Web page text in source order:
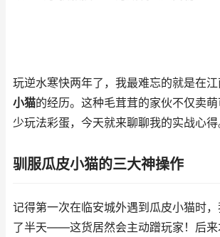
玩逆水寒快两年了，我最难忘的就是在
小猫的经历。这种毛茸茸的家伙不仅卖
少玩法彩蛋，今天就来聊聊我的实战心得
驯服瓜皮小猫的三大神操作
记得第一次在临安城外遇到瓜皮小猫时
了半天——这货居然会主动蹭玩家！后来